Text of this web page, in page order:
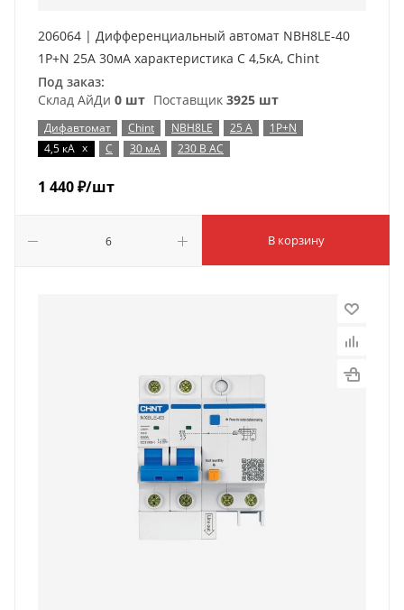
206064 | Дифференциальный автомат NBH8LE-40
1P+N 25А 30мА характеристика C 4,5кА, Chint
Под заказ:
Склад АйДи 0 шт Поставщик 3925 шт
Дифавтомат Chint NBH8LE 25 А
1P+N
4,5 кА x C 30 мА 230 В AC
1 440₽/шт
В корзину